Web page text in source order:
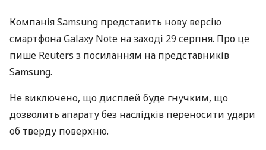
Компанія Samsung представить нову версію
смартфона Galaxy Note на заході 29 серпня. Про це
пише Reuters з посиланням на представників
Samsung.
Не виключено, що дисплей буде гнучким, що
дозволить апарату без наслідків переносити удари
об тверду поверхню.